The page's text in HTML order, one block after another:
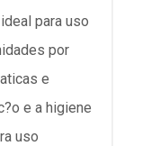
para uso
por
e
e a higiene
uso